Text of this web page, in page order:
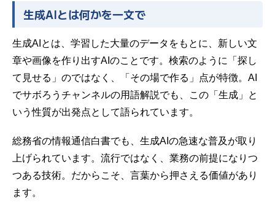
生成AIとは何かを一文で
生成AIとは、学習した大量のデータをもとに、新しい文
章や画像を作り出すAIのことです。検索のように「探し
て見せる」のではなく、「その場で作る」点が特徴。AI
でサボろうチャンネルの用語解説でも、この「生成」と
いう性質が出発点として語られています。
総務省の情報通信白書でも、生成AIの急速な普及が取り
上げられています。流行ではなく、業務の前提になりつ
つある技術。だからこそ、言葉から押さえる価値があり
ます。